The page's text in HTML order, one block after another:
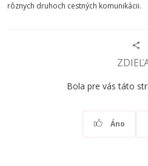
rôznych druhoch cestných komunikácii.
Bola pre vás táto
Áno